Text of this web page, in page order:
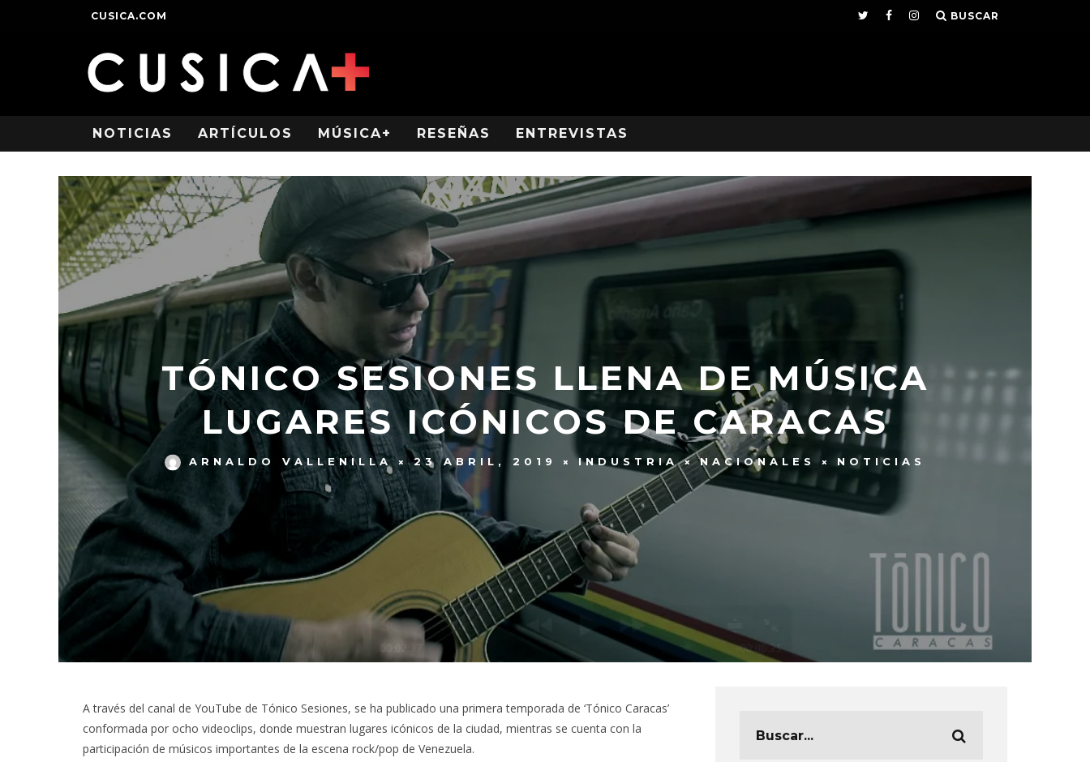
CUSICA.COM BUSCAR
NOTICIAS ARTÍCULOS MÚSICA+ RESEÑAS ENTREVISTAS
TÓNICO SESIONES LLENA DE MÚSICA
LUGARES ICÓNICOS DE CARACAS
ARNALDO VALLENILLA 23 ABRIL, 2019 INDUSTRIA NACIONALES NOTICIAS
A través del canal de YouTube de Tónico Sesiones, se ha publicado una primera temporada de ‘Tónico Caracas’
conformada por ocho videoclips, donde muestran lugares icónicos de la ciudad, mientras se cuenta con la
participación de músicos importantes de la escena rock/pop de Venezuela.